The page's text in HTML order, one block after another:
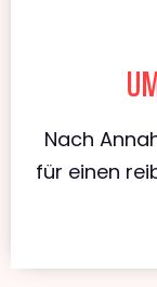
Nach
für einen